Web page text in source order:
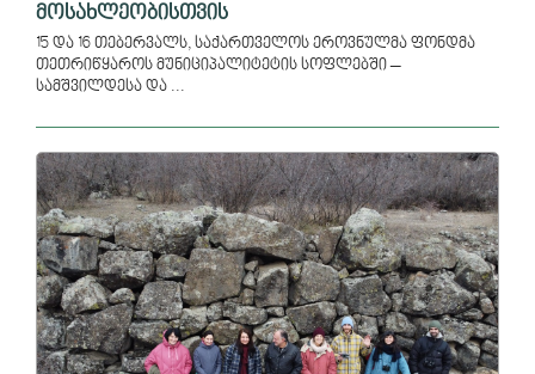
მოსახლეობისთვის
15 და 16 თებერვალს, საქართველოს ეროვნულმა ფონდმა
თეთრიწყაროს მუნიციპალიტეტის სოფლებში –
სამშვილდესა და ...